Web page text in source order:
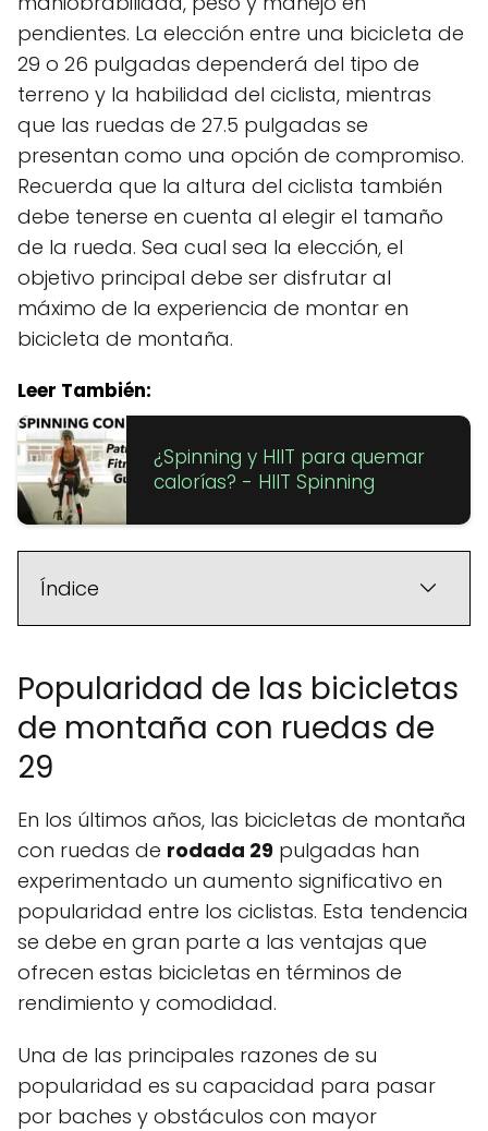
pendientes. La elección entre una bicicleta de
29 o 26 pulgadas dependerá del tipo de
terreno y la habilidad del ciclista, mientras
que las ruedas de 27.5 pulgadas se
presentan como una opción de compromiso.
Recuerda que la altura del ciclista también
debe tenerse en cuenta al elegir el tamaño
de la rueda. Sea cual sea la elección, el
objetivo principal debe ser disfrutar al
máximo de la experiencia de montar en
bicicleta de montaña.
Leer También:
¿Spinning y HIIT para quemar
calorías? - HIIT Spinning
Índice
Popularidad de las bicicletas
de montaña con ruedas de
29
En los últimos años, las bicicletas de montaña
con ruedas de rodada 29 pulgadas han
experimentado un aumento significativo en
popularidad entre los ciclistas. Esta tendencia
se debe en gran parte a las ventajas que
ofrecen estas bicicletas en términos de
rendimiento y comodidad.
Una de las principales razones de su
popularidad es su capacidad para pasar
por baches y obstáculos con mayor